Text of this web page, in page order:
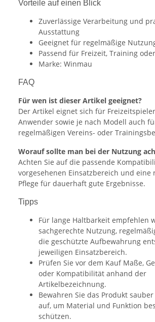
Vorteile auf einen Blick
Zuverlässige Verarbeitung und
Ausstattung
Geeignet für regelmäßige
Passend für Freizeit, Training
Marke: Winmau
FAQ
Für wen ist dieser Artikel geeignet?
Der Artikel eignet sich für
Anwender sowie je nach Modell auch
regelmäßigen Vereins- oder
Worauf sollte man bei der Nutzung
Achten Sie auf die passende
vorgesehenen Einsatzbereich und eine
Pflege für dauerhaft gute Ergebnisse.
Tipps
Für lange Haltbarkeit empfehlen
sachgerechte Nutzung,
die geschützte Aufbewahrung
jeweiligen Einsatzbereich.
Prüfen Sie vor dem Kauf Maße,
oder Kompatibilität anhand der
Artikelbezeichnung.
Bewahren Sie das Produkt
auf, um Material und Funktion
schützen.